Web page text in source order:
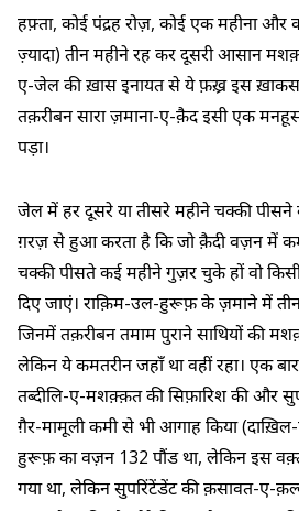
हफ़्ता, कोई पंद्रह रोज़, कोई एक महीना और
ज़्यादा) तीन महीने रह कर दूसरी आसान
ए-जेल की ख़ास इनायत से ये फ़ख़्र इस
तक़रीबन सारा ज़माना-ए-क़ैद इसी एक
पड़ा।
जेल में हर दूसरे या तीसरे महीने चक्की
ग़रज़ से हुआ करता है कि जो क़ैदी वज़न में कम
चक्की पीसते कई महीने गुज़र चुके हों वो
दिए जाएं। राक़िम-उल-हुरूफ़ के ज़माने में
जिनमें तक़रीबन तमाम पुराने साथियों की
लेकिन ये कमतरीन जहाँ था वहीं रहा। एक
तब्दीलि-ए-मशक़्क़त की सिफ़ारिश की और
ग़ैर-मामूली कमी से भी आगाह किया
हुरूफ़ का वज़न 132 पौंड था, लेकिन इस वक़्त
गया था, लेकिन सुपरिंटेंडेंट की क़सावत-ए-